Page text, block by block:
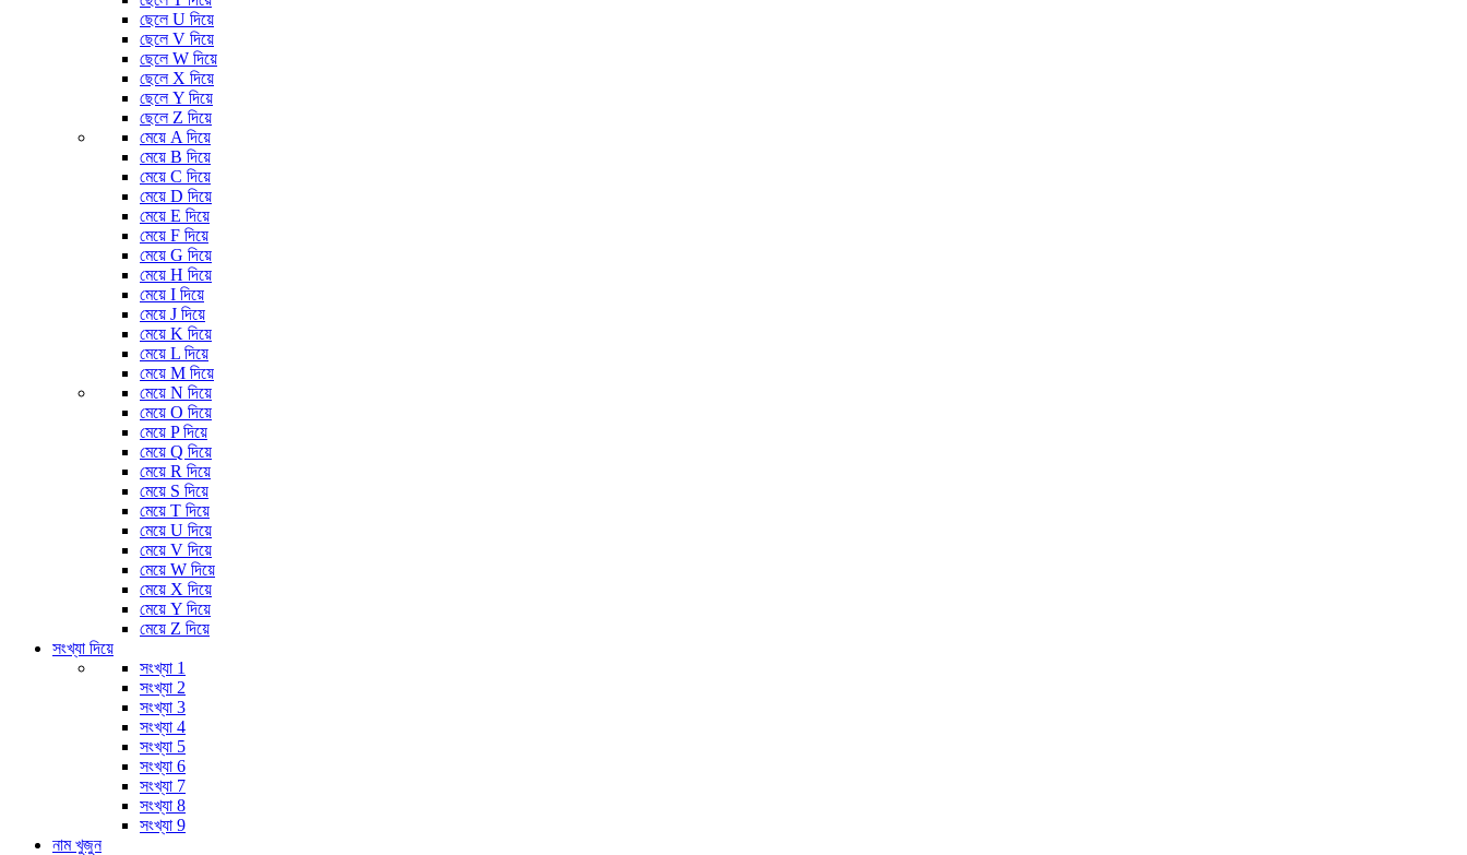
ছেলে U দিয়ে
ছেলে V দিয়ে
ছেলে W দিয়ে
ছেলে X দিয়ে
ছেলে Y দিয়ে
ছেলে Z দিয়ে
মেয়ে A দিয়ে
মেয়ে B দিয়ে
মেয়ে C দিয়ে
মেয়ে D দিয়ে
মেয়ে E দিয়ে
মেয়ে F দিয়ে
মেয়ে G দিয়ে
মেয়ে H দিয়ে
মেয়ে I দিয়ে
মেয়ে J দিয়ে
মেয়ে K দিয়ে
মেয়ে L দিয়ে
মেয়ে M দিয়ে
মেয়ে N দিয়ে
মেয়ে O দিয়ে
মেয়ে P দিয়ে
মেয়ে Q দিয়ে
মেয়ে R দিয়ে
মেয়ে S দিয়ে
মেয়ে T দিয়ে
মেয়ে U দিয়ে
মেয়ে V দিয়ে
মেয়ে W দিয়ে
মেয়ে X দিয়ে
মেয়ে Y দিয়ে
মেয়ে Z দিয়ে
সংখ্যা দিয়ে
সংখ্যা 1
সংখ্যা 2
সংখ্যা 3
সংখ্যা 4
সংখ্যা 5
সংখ্যা 6
সংখ্যা 7
সংখ্যা 8
সংখ্যা 9
নাম খুজুন